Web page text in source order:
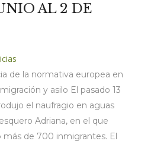
AL 2 DE
de la normativa europea en
y asilo El pasado 13
el naufragio en aguas
Adriana, en el que
más de 700 inmigrantes. El